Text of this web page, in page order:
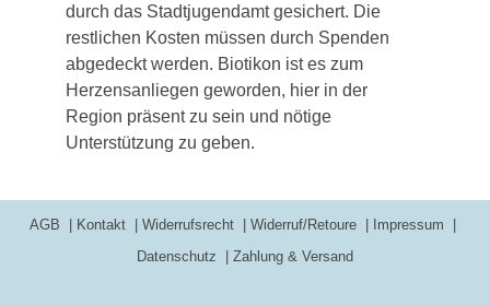
durch das Stadtjugendamt gesichert. Die
restlichen Kosten müssen durch Spenden
abgedeckt werden. Biotikon ist es zum
Herzensanliegen geworden, hier in der
Region präsent zu sein und nötige
Unterstützung zu geben.
AGB Kontakt Widerrufsrecht Widerruf/Retoure
Impressum
Datenschutz
Zahlung & Versand